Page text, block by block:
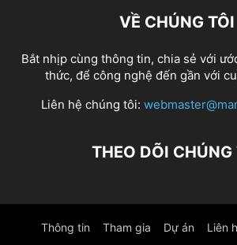
VỀ CHÚNG TÔI
Bắt nhịp cùng thông tin, chia sẻ với
thức, để công nghệ đến gần với
Liên hệ chúng tôi:
THEO DÕI CHÚNG
Thông tin Tham gia Dự án Liên